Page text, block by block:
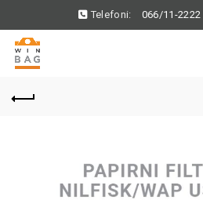
Telefoni: 066/11-2222